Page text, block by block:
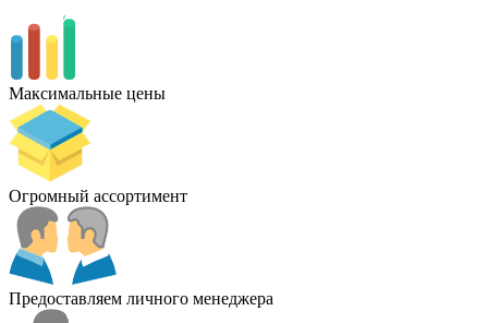
Максимальные цены
Огромный ассортимент
Предоставляем личного менеджера